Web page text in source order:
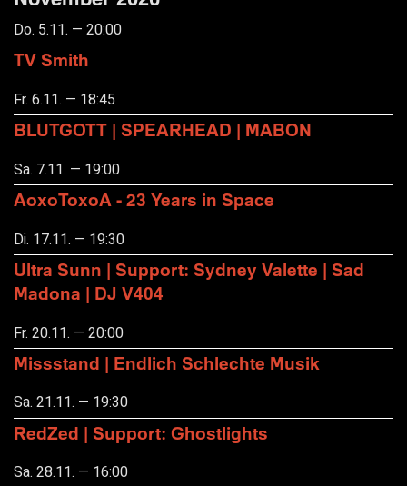
Do. 5.11. — 20:00
TV Smith
Fr. 6.11. — 18:45
BLUTGOTT | SPEARHEAD | MABON
Sa. 7.11. — 19:00
AoxoToxoA - 23 Years in Space
Di. 17.11. — 19:30
Ultra Sunn | Support: Sydney Valette | Sad
Madona | DJ V404
Fr. 20.11. — 20:00
Missstand | Endlich Schlechte Musik
Sa. 21.11. — 19:30
RedZed | Support: Ghostlights
Sa. 28.11. — 16:00